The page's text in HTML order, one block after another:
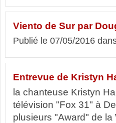
Viento de Sur par
Publié le 07/05/2016
Entrevue de Kristyn
la chanteuse Kristyn
télévision "Fox 31" à
plusieurs "Award" de